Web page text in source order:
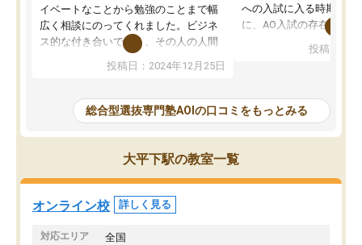
イベートなことから勉強のことまで幅
広く相談にのってくれました。ビジネ
ス的な付き合いでなく、その人の人間
性までを適切に把握し、むきあってい
るなぁと強く感じることできました。
と相談すると、他の先生も紹介してく
ださり、客観的なアドバイスもいただ
くことができました（志望理由・自己
PR等の添削において）。そして、なに
より自習室が解放されている点がよか
ったです。友達と好きな時間に自習
し、お互いを高めあえる環境がありま
投稿日：2024年12月25日
への入試に入る時期に差
に、AO入試の存在を息
たことから、AOIに入塾
で、AO入試を改めて知
それに対しての具体的な
ことでした。更に子供の
けてらっしゃいますので
投稿日：
総合型選抜専門塾AOIの口コミをもっとみる
大平下駅の教室一覧
オンライン校 詳しく見る
対応エリア 全国